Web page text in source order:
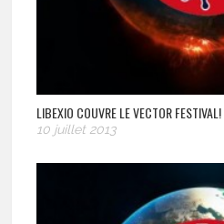
LIBEXIO COUVRE LE VECTOR
10 juillet 2013